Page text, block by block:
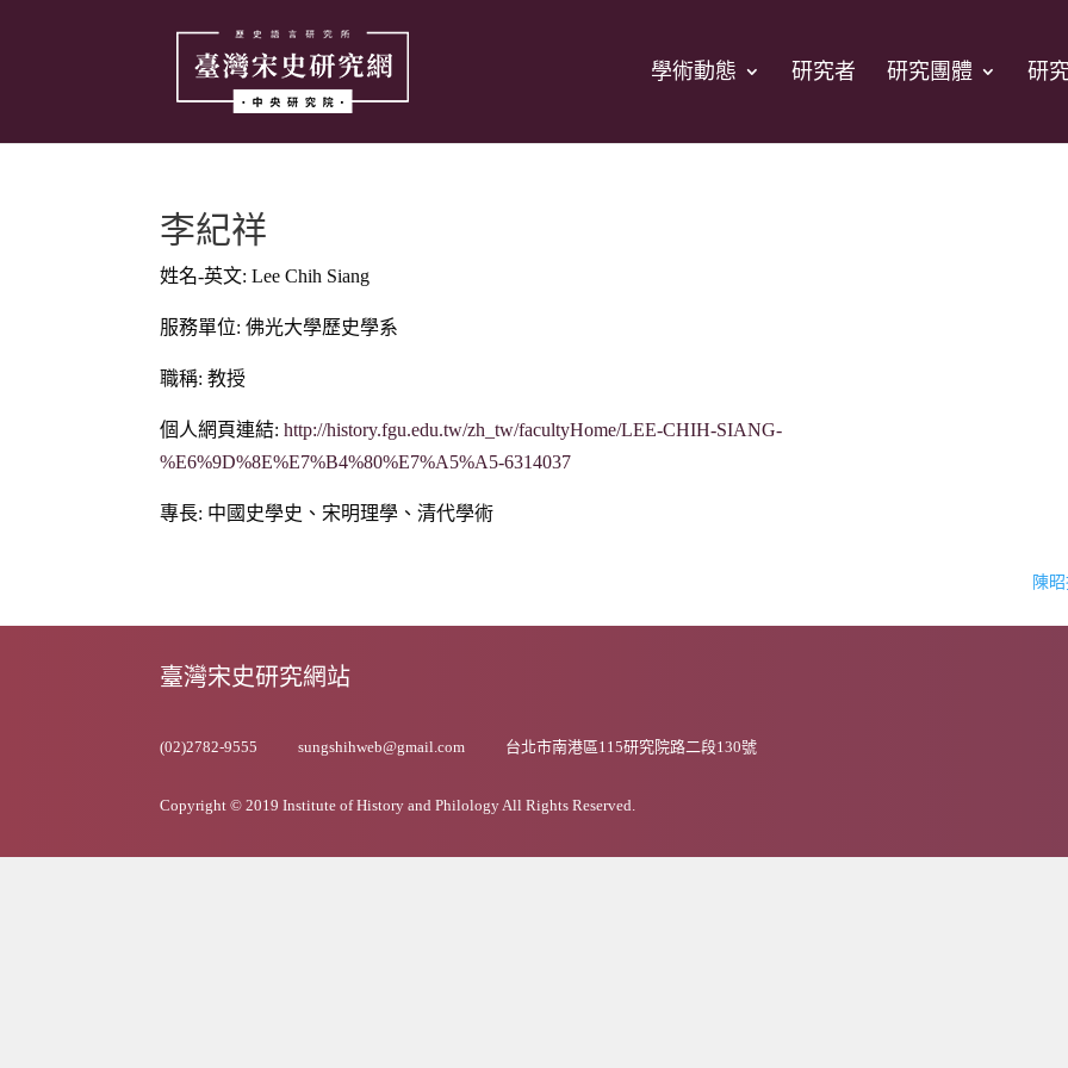
學術動態 研究者 研究團體 研
李紀祥
姓名-英文: Lee Chih Siang
服務單位: 佛光大學歷史學系
職稱: 教授
個人網頁連結:http://history.fgu.edu.tw/zh_tw/facultyHome/LEE-CHIH-SIANG-
%E6%9D%8E%E7%B4%80%E7%A5%A5-6314037
專長: 中國史學史、宋明理學、清代學術
陳
臺灣宋史研究網站
(02)2782-9555 sungshihweb@gmail.com 台北市南港區115研究院路二段130號
Copyright © 2019 Institute of History and Philology All Rights Reserved.